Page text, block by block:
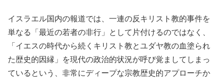
イスラエル国内の報道では、一連の反キリスト教的事件を
単なる「最近の若者の非行」として片付けるのではなく、
「イエスの時代から続くキリスト教とユダヤ教の血塗られ
た歴史的因縁」を現代の政治的状況が呼び覚ましてしまっ
ているという、非常にディープな宗教歴史的アプローチか